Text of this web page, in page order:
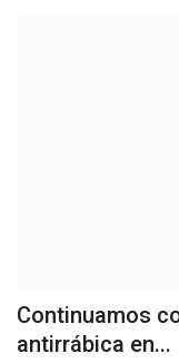
Continuamos
antirrábica en...